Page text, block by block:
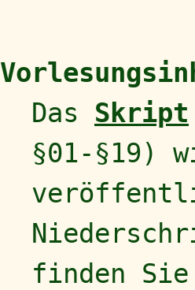
Das Skript
§01-§19)
finden